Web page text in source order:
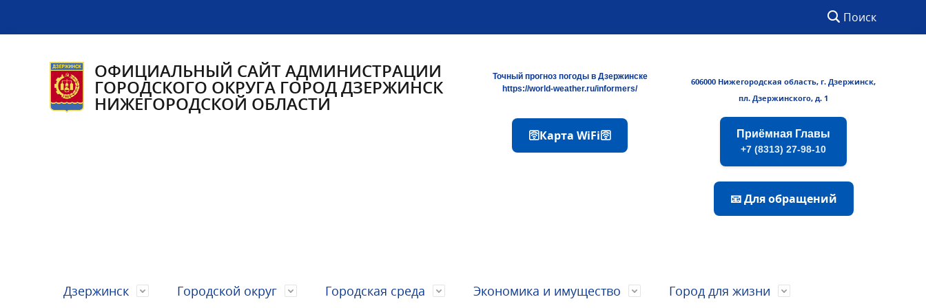
Поиск
ОФИЦИАЛЬНЫЙ САЙТ АДМИНИСТРАЦИИ
ГОРОДСКОГО ОКРУГА ГОРОД ДЗЕРЖИНСК
НИЖЕГОРОДСКОЙ ОБЛАСТИ
Точный прогноз погоды в Дзержинске
https://world-weather.ru/informers/
🛜Карта WiFi🛜
606000 Нижегородская область, г. Дзержинск,
пл. Дзержинского, д. 1
Приёмная Главы
+7 (8313) 27-98-10
📧 Для обращений
Дзержинск Городской округ Городская среда Экономика и имущество Город для жизни